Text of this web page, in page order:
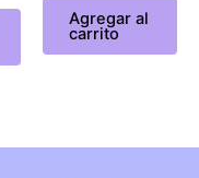
Agregar al
carrito